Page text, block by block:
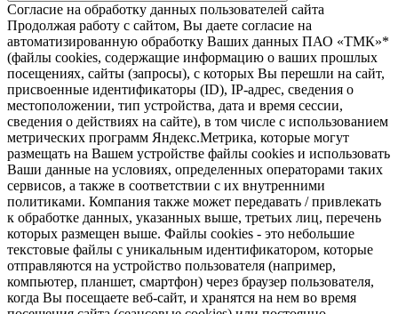
Согласие на обработку данных пользователей сайта
Продолжая работу с сайтом, Вы даете согласие на
автоматизированную обработку Ваших данных ПАО «ТМК»*
(файлы cookies, содержащие информацию о ваших прошлых
посещениях, сайты (запросы), с которых Вы перешли на сайт,
присвоенные идентификаторы (ID), IP-адрес, сведения о
местоположении, тип устройства, дата и время сессии,
сведения о действиях на сайте), в том числе с использованием
метрических программ Яндекс.Метрика, которые могут
размещать на Вашем устройстве файлы cookies и использовать
Ваши данные на условиях, определенных операторами таких
сервисов, а также в соответствии с их внутренними
политиками. Компания также может передавать / привлекать
к обработке данных, указанных выше, третьих лиц, перечень
которых размещен выше. Файлы cookies - это небольшие
текстовые файлы с уникальным идентификатором, которые
отправляются на устройство пользователя (например,
компьютер, планшет, смартфон) через браузер пользователя,
когда Вы посещаете веб-сайт, и хранятся на нем во время